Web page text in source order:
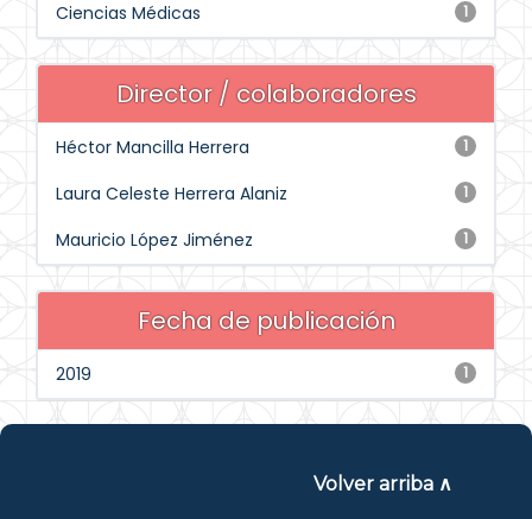
1
Ciencias Médicas
Director / colaboradores
1
Héctor Mancilla Herrera
1
Laura Celeste Herrera Alaniz
1
Mauricio López Jiménez
Fecha de publicación
1
2019
Volver arriba ∧